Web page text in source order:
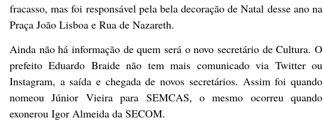
fracasso, mas foi responsável pela bela decoração de Natal desse ano na
Praça João Lisboa e Rua de Nazareth.
Ainda não há informação de quem será o novo secretário de Cultura. O
prefeito Eduardo Braide não tem mais comunicado via Twitter ou
Instagram, a saída e chegada de novos secretários. Assim foi quando
nomeou Júnior Vieira para SEMCAS, o mesmo ocorreu quando
exonerou Igor Almeida da SECOM.